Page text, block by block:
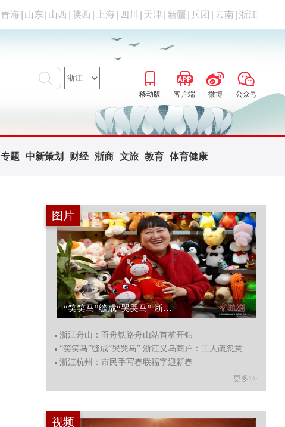
青海 山东 山西 陕西 上海 四川 天津 新疆 兵团 云南 浙江
移动版 客户端 微博 公众号
专题 中新策划 财经 浙商 文旅 教育 体育健康
图片
浙江舟山：甬舟铁路舟山站首桩开钻...
浙江舟山：甬舟铁路舟山站首桩开钻
“笑笑马”缝成“哭哭马” 浙江义乌商户：工人疏忽意外收获爆款
浙江杭州：市民手写春联福字迎新春
更多>>
视频